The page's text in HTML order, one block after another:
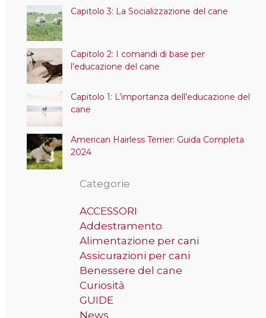
Capitolo 3: La Socializzazione del cane
Capitolo 2: I comandi di base per
l’educazione del cane
Capitolo 1: L’importanza dell’educazione del
cane
American Hairless Terrier: Guida Completa
2024
Categorie
ACCESSORI
Addestramento
Alimentazione per cani
Assicurazioni per cani
Benessere del cane
Curiosità
GUIDE
News